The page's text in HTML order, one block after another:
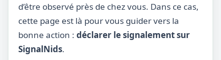
d’être observé près de chez vous. Dans ce cas,
cette page est là pour vous guider vers la
bonne action : déclarer le signalement sur
SignalNids.